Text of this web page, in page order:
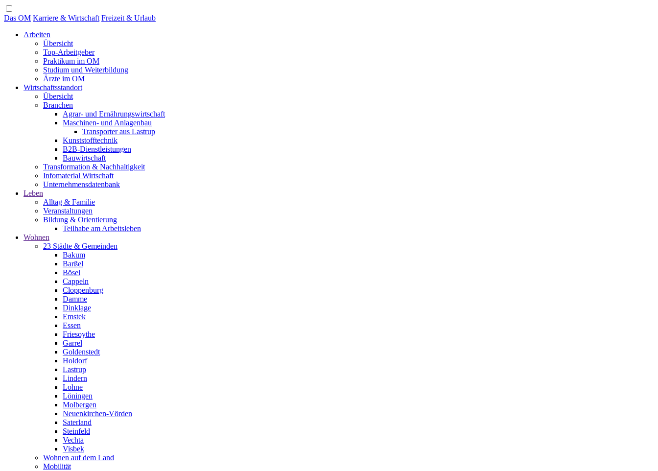
Das OM Karriere & Wirtschaft Freizeit & Urlaub
Arbeiten
Übersicht
Top-Arbeitgeber
Praktikum im OM
Studium und Weiterbildung
Ärzte im OM
Wirtschaftsstandort
Übersicht
Branchen
Agrar- und Ernährungswirtschaft
Maschinen- und Anlagenbau
Transporter aus Lastrup
Kunststofftechnik
B2B-Dienstleistungen
Bauwirtschaft
Transformation & Nachhaltigkeit
Infomaterial Wirtschaft
Unternehmensdatenbank
Leben
Alltag & Familie
Veranstaltungen
Bildung & Orientierung
Teilhabe am Arbeitsleben
Wohnen
23 Städte & Gemeinden
Bakum
Barßel
Bösel
Cappeln
Cloppenburg
Damme
Dinklage
Emstek
Essen
Friesoythe
Garrel
Goldenstedt
Holdorf
Lastrup
Lindern
Lohne
Löningen
Molbergen
Neuenkirchen-Vörden
Saterland
Steinfeld
Vechta
Visbek
Wohnen auf dem Land
Mobilität